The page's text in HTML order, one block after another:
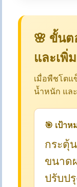
🌸 ขั้นต
และเพิ่
เมื่อพืชโตแ
น้ำหนัก แล
🎯 เป้า
กระตุ้
ขนาด
ปรับป